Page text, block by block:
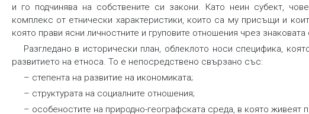
и го подчинява на собствените си закони. Като неин субект,
комплекс от етнически характеристики, които са му присъщи и
която прави ясни личностните и груповите отношения чрез
Разгледано в исторически план, облеклото носи специфика,
развитието на етноса. То е непосредствено свързано със:
– степента на развитие на икономиката;
– структурата на социалните отношения;
– особеностите на природно-географската среда, в която живеят